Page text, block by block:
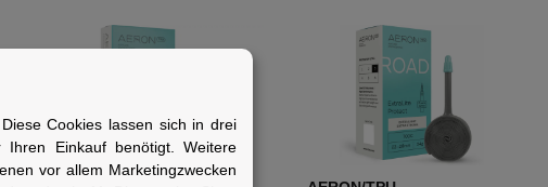
Cookies lassen sich in drei
Ihren Einkauf benötigt. Weitere
vor allem Marketingzwecken